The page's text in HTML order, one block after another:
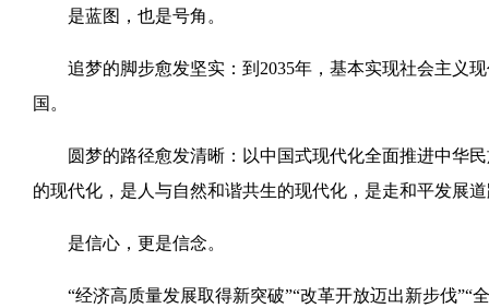
是蓝图，也是号角。
追梦的脚步愈发坚实：到2035年，基本实现社会主义现
国。
圆梦的路径愈发清晰：以中国式现代化全面推进中华民
的现代化，是人与自然和谐共生的现代化，是走和平发展
是信心，更是信念。
“经济高质量发展取得新突破”“改革开放迈出新步伐”“